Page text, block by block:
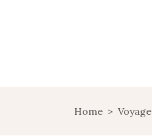
Home > Voyage